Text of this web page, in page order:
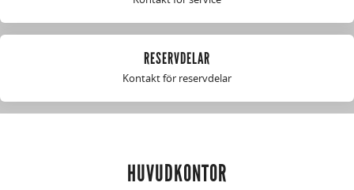
RESERVDELAR
Kontakt för reservdelar
HUVUDKONTOR